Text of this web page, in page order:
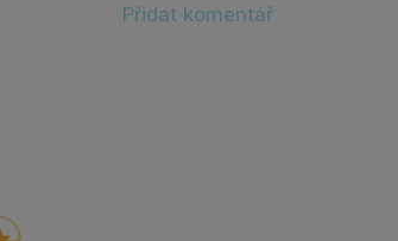
Přidat komentář